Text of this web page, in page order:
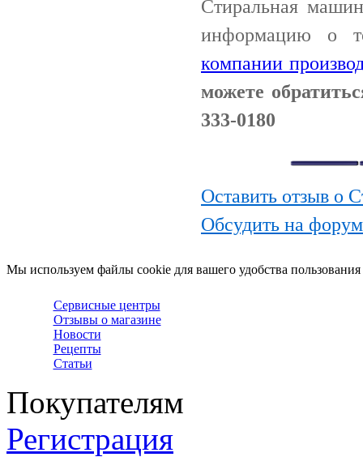
Стиральная
информацию о
компании
можете
333-0180
Оставить отзыв о
Обсудить на
Мы используем файлы cookie для вашего удобства
Сервисные центры
Отзывы о магазине
Новости
Рецепты
Статьи
Покупателям
Регистрация